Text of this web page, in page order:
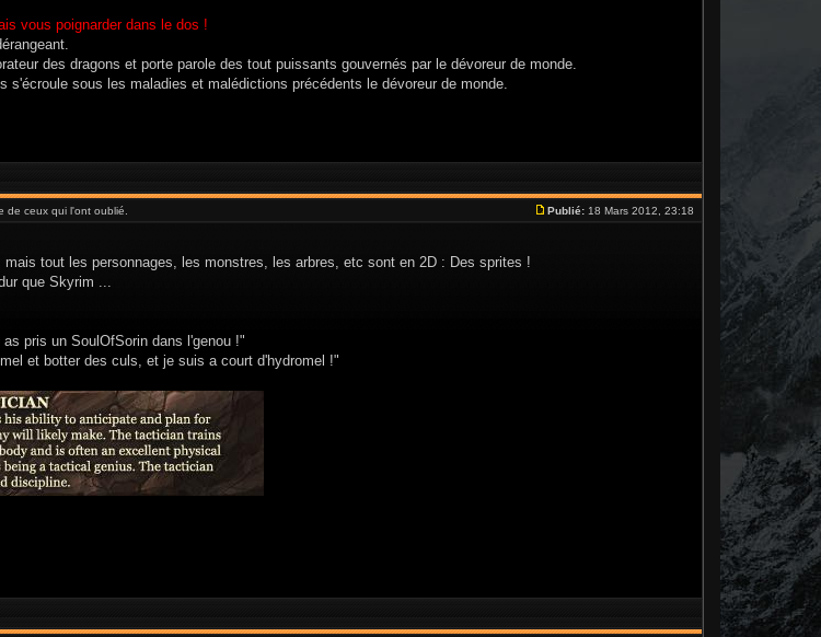
vous poignarder dans le dos !
des dragons et porte parole des tout puissants gouvernés par le dévoreur de monde.
s'écroule sous les maladies et malédictions précédents le dévoreur de monde.
de ceux qui l'ont oublié. Publié: 18 Mars 2012, 23:18
tout les personnages, les monstres, les arbres, etc sont en 2D : Des sprites !
que Skyrim ...
pris un SoulOfSorin dans l'genou !"
et botter des culs, et je suis a court d'hydromel !"